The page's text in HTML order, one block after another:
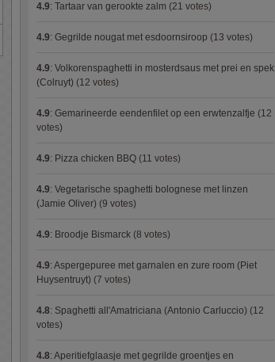
4.9: Tartaar van gerookte zalm (21 votes)
4.9: Gegrilde nougat met esdoornsiroop (13 votes)
4.9: Volkorenspaghetti in mosterdsaus met prei en spek
(Colruyt) (12 votes)
4.9: Gemarineerde eendenfilet op een erwtenzalfje (12
votes)
4.9: Pizza chicken BBQ (11 votes)
4.9: Vegetarische spaghetti bolognese met linzen
(Jamie Oliver) (9 votes)
4.9: Broodje Bismarck (8 votes)
4.9: Aspergepuree met garnalen en zure room (Piet
Huysentruyt) (7 votes)
4.8: Spaghetti all'Amatriciana (Antonio Carluccio) (12
votes)
4.8: Aperitiefglaasje met gegrilde groentjes en